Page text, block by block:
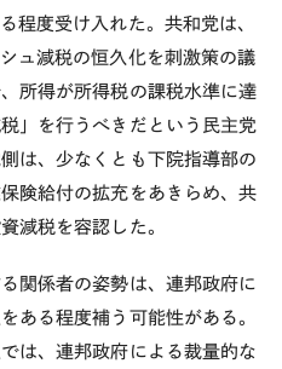
程度受け入れた。共和党は、
ュ減税の恒久化を刺激策の議
所得が所得税の課税水準に達
」を行うべきだという民主党
は、少なくとも下院指導部の
険給付の拡充をあきらめ、共
減税を容認した。
関係者の姿勢は、連邦政府に
ある程度補う可能性がある。
は、連邦政府による裁量的な